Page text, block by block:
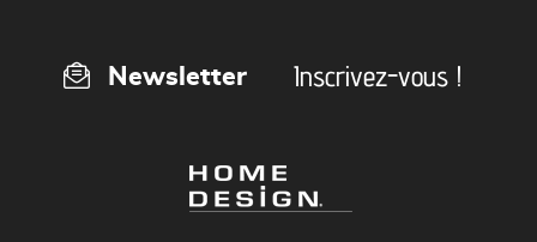
Newsletter Inscrivez-vous !